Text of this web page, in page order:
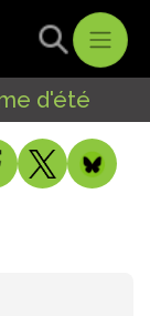
d'été